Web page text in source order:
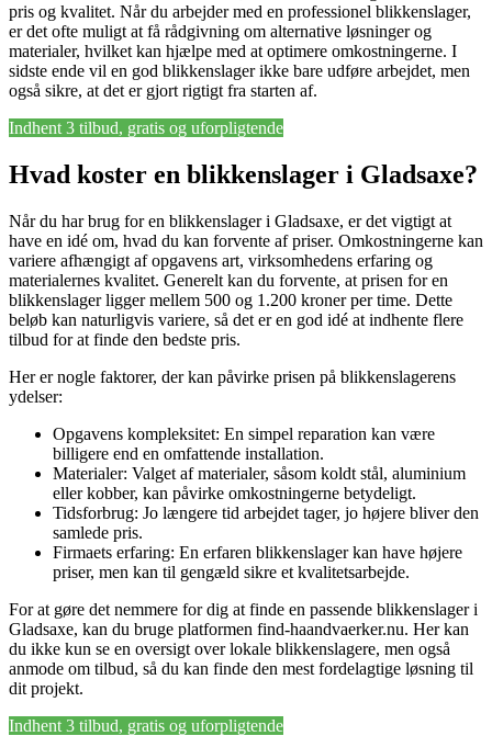
pris og kvalitet. Når du arbejder med en professionel blikkenslager,
er det ofte muligt at få rådgivning om alternative løsninger og
materialer, hvilket kan hjælpe med at optimere omkostningerne. I
sidste ende vil en god blikkenslager ikke bare udføre arbejdet, men
også sikre, at det er gjort rigtigt fra starten af.
Indhent 3 tilbud, gratis og uforpligtende
Hvad koster en blikkenslager i Gladsaxe?
Når du har brug for en blikkenslager i Gladsaxe, er det vigtigt at
have en idé om, hvad du kan forvente af priser. Omkostningerne kan
variere afhængigt af opgavens art, virksomhedens erfaring og
materialernes kvalitet. Generelt kan du forvente, at prisen for en
blikkenslager ligger mellem 500 og 1.200 kroner per time. Dette
beløb kan naturligvis variere, så det er en god idé at indhente flere
tilbud for at finde den bedste pris.
Her er nogle faktorer, der kan påvirke prisen på blikkenslagerens
ydelser:
Opgavens kompleksitet: En simpel reparation kan være
billigere end en omfattende installation.
Materialer: Valget af materialer, såsom koldt stål, aluminium
eller kobber, kan påvirke omkostningerne betydeligt.
Tidsforbrug: Jo længere tid arbejdet tager, jo højere bliver den
samlede pris.
Firmaets erfaring: En erfaren blikkenslager kan have højere
priser, men kan til gengæld sikre et kvalitetsarbejde.
For at gøre det nemmere for dig at finde en passende blikkenslager i
Gladsaxe, kan du bruge platformen find-haandvaerker.nu. Her kan
du ikke kun se en oversigt over lokale blikkenslagere, men også
anmode om tilbud, så du kan finde den mest fordelagtige løsning til
dit projekt.
Indhent 3 tilbud, gratis og uforpligtende